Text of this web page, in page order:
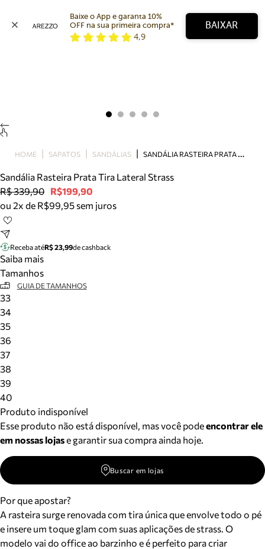
Bolsa
Tamanco
Tênis
Mule
Tire dúvidas sobre pedidos, devoluções e mais.
Meus pedidos
Acompanhe seus pedidos e solicite devoluções.
Baixe o App e garanta 10%
OFF na sua primeira compra*
4,9
BAIXAR
HOME SAPATOS SANDÁLIAS S
ANDÁLIA RASTEIRA PRATA TIRA LATERAL STRASS
Sandália Rasteira Prata Tira Lateral Strass
R$ 339,90 R$199,90
ou 2x de R$99,95 sem juros
Receba atéR$ 23,99de cashback
Saiba mais
Tamanhos
GUIA DE TAMANHOS
33
34
35
36
37
38
39
40
Produto indisponível
Esse produto não está disponível, mas você podeencontrar ele
em nossas lojase garantir sua compra ainda hoje.
Buscar em lojas
Por que apostar?
A rasteira surge renovada com tira única que envolve todo o pé
e insere um toque glam com suas aplicações de strass. O
modelo vai do office ao barzinho e é perfeito para criar